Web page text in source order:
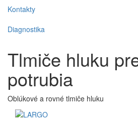
Kontakty
Diagnostika
Tlmiče hluku
potrubia
Oblúkové a rovné tlmiče hluku